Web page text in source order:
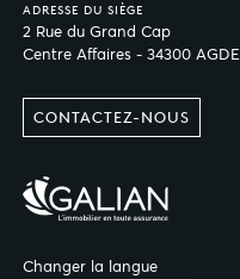
ADRESSE DU SIÈGE
2 Rue du Grand Cap
Centre Affaires - 34300 AGDE
CONTACTEZ-NOUS
Changer la langue